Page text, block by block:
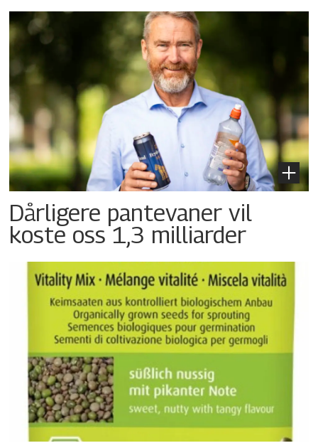
Dårligere pantevaner vil
koste oss 1,3 milliarder